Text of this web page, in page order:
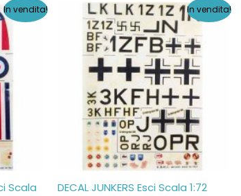
In vendita!
Scala
In vendita!
DECAL JUNKERS Esci Scala 1:72